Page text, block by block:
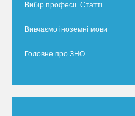
Вибір професії. Статті
Вивчаємо іноземні мови
Головне про ЗНО